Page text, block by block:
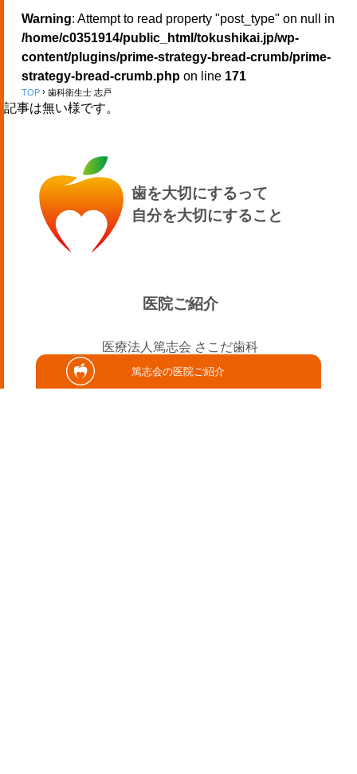
Warning: Attempt to read property "post_type" on null in
/home/c0351914/public_html/tokushikai.jp/wp-
content/plugins/prime-strategy-bread-crumb/prime-
strategy-bread-crumb.php on line 171
TOP 歯科衛生士 志戸
篤志会の医院ご紹介
記事は無い様です。
歯を大切にするって
自分を大切にすること
医院ご紹介
医療法人篤志会 さこだ歯科
医療法人篤志会 さこだ歯科ケアクリニック